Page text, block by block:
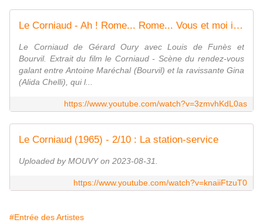
Le Corniaud - Ah ! Rome... Rome... Vous et moi ici...
Le Corniaud de Gérard Oury avec Louis de Funès et
Bourvil. Extrait du film le Corniaud - Scène du rendez-vous
galant entre Antoine Maréchal (Bourvil) et la ravissante Gina
(Alida Chelli), qui l...
https://www.youtube.com/watch?v=3zmvhKdL0as
Le Corniaud (1965) - 2/10 : La station-service
Uploaded by MOUVY on 2023-08-31.
https://www.youtube.com/watch?v=knaiiFtzuT0
#Entrée des Artistes